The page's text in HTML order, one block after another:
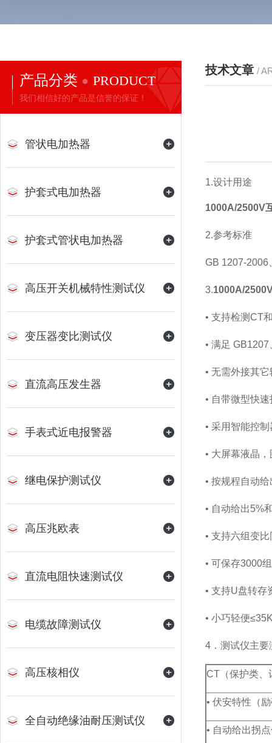
产品分类 PRODUCT
我们相信好的产品是信誉的保证！
管状电加热器
护套式电加热器
护套式管状电加热器
高压开关机械特性测试仪
变压器变比测试仪
直流高压发生器
手表式近电报警器
继电保护测试仪
高压兆欧表
直流电阻快速测试仪
电缆故障测试仪
高压核相仪
全自动绝缘油耐压测试仪
技术文章 /
1.设计用途
1000A/2500V
2.参考标准
GB 1207-2006
3.1000A/
• 支持检测CT
• 满足
• 无需外接其
• 自带微型快
• 采用智能控
• 大屏幕液晶
• 按规程自动
• 自动给出5%
• 支持六组变
• 可保存3000
• 支持U盘转存
• 小巧轻便
4．测试仪主要
CT（保护类、
• 伏安特性（
• 自动给出拐